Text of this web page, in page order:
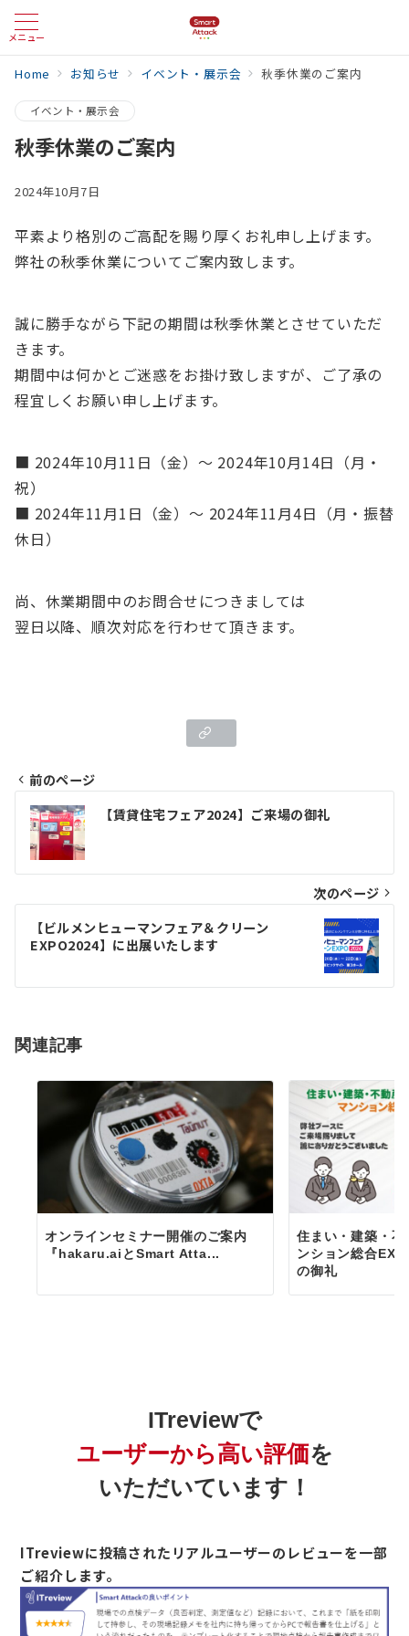
メニュー
Home お知らせ イベント・展示会 秋季休業のご案内
イベント・展示会
秋季休業のご案内
2024年10月7日
平素より格別のご高配を賜り厚くお礼申し上げます。
弊社の秋季休業についてご案内致します。
誠に勝手ながら下記の期間は秋季休業とさせていただ
きます。
期間中は何かとご迷惑をお掛け致しますが、ご了承の
程宜しくお願い申し上げます。
■ 2024年10月11日（金）～ 2024年10月14日（月・
祝）
■ 2024年11月1日（金）～ 2024年11月4日（月・振替
休日）
尚、休業期間中のお問合せにつきましては
翌日以降、順次対応を行わせて頂きます。
投
稿
ナ
ビ
シ
ン
前のページ
【賃貸住宅フェア2024】ご来場の御礼
次のページ
【ビルメンヒューマンフェア＆クリーン
EXPO2024】に出展いたします
関連記事
オンラインセミナー開催のご案内
『hakaru.aiとSmart Atta...
住まい・建築・
ンション総合
の御礼
ITreviewで
ユーザーから高い評価を
いただいています！
ITreviewに投稿されたリアルユーザーのレビューを一部
ご紹介します。